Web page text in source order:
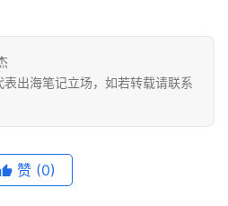
出海笔记立场，如若转载请联系
赞 (0)